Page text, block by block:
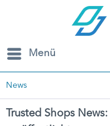
Menü
News
Trusted Shops